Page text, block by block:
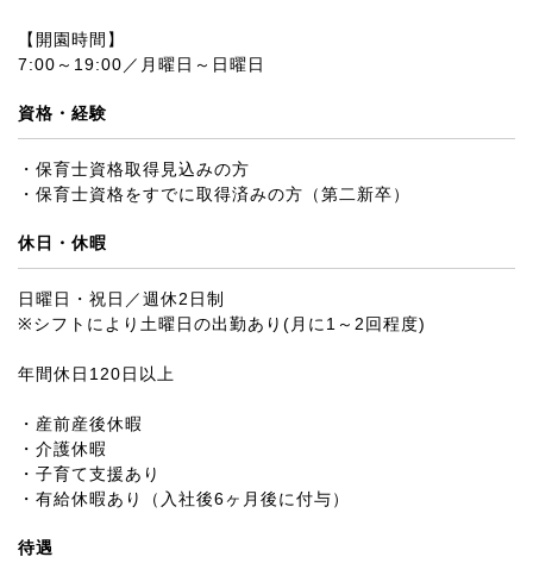
【開園時間】
7:00～19:00／月曜日～日曜日
資格・経験
・保育士資格取得見込みの方
・保育士資格をすでに取得済みの方（第二新卒）
休日・休暇
日曜日・祝日／週休2日制
※シフトにより土曜日の出勤あり(月に1～2回程度)
年間休日120日以上
・産前産後休暇
・介護休暇
・子育て支援あり
・有給休暇あり（入社後6ヶ月後に付与）
待遇